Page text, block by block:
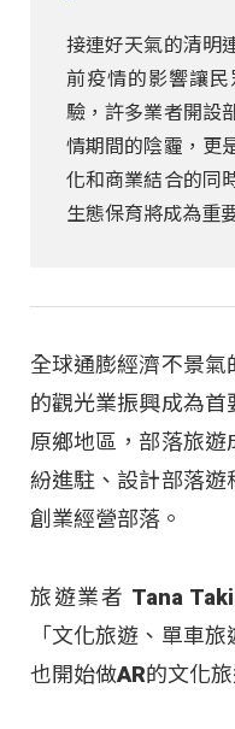
接連好天氣的清明
前疫情的影響讓
驗，許多業者開設
情期間的陰霾，更
化和商業結合的同
生態保育將成為重
全球通膨經濟不景氣
的觀光業振興成為
原鄉地區，部落旅遊
紛進駐、設計部落
創業經營部落。
旅遊業者 Tana
「文化旅遊、單車
也開始做AR的文化